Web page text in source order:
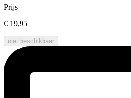
Prijs
€ 19,95
niet beschikbaar